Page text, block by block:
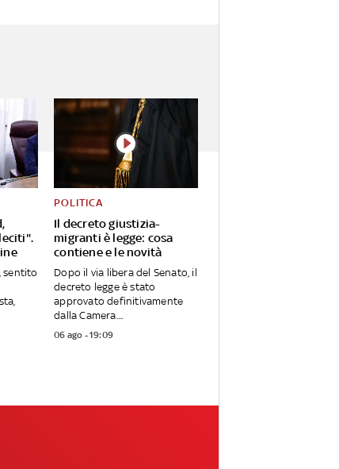
sentito
Il decreto giustizia-
migranti è legge: cosa
contiene e le novità
POLITICA
Dopo il via libera del Senato, il
decreto legge è stato
approvato definitivamente
dalla Camera....
06 ago - 19:09